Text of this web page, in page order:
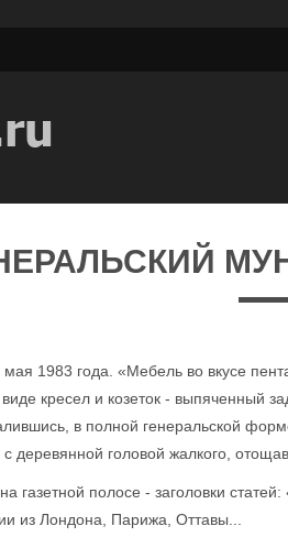
1983 года. «Мебель во вкусе
виде кресел и козеток - выпяченный
в полной генеральской
деревянной головой жалкого,
газетной полосе - заголовки
из Лондона, Парижа, Оттавы...